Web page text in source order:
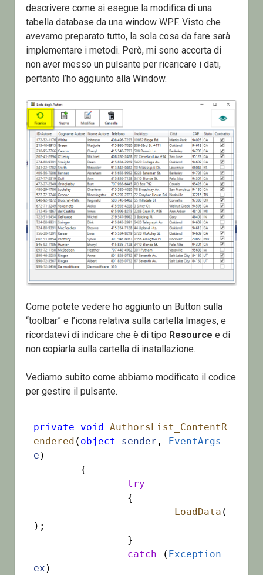
descrivere come si esegue la modifica di una
tabella database da una window WPF. Visto che
avevamo preparato tutto, la sola cosa da fare sarà
implementare i metodi. Però, mi sono accorta di
non aver messo un pulsante per ricaricare i dati,
pertanto l’ho aggiunto alla Window.
Come potete vedere ho aggiunto un Button sulla
“toolbar” e l’icona relativa sulla cartella Images, e
ricordatevi di indicare che è di tipo Resource e di
non copiarla sulla cartella di installazione.
Vediamo subito come abbiamo modificato il codice
per gestire il pulsante.
private void AuthorsList_ContentR
endered ( object sender , EventArgs
e )
try
LoadData (
);
catch ( Exception
ex )